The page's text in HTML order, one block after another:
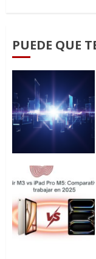
PUEDE QUE